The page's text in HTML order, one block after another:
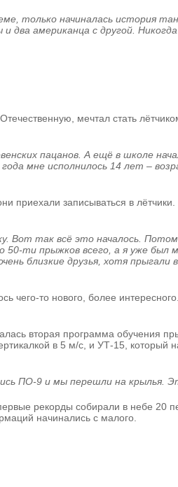
только начиналась история
два американца с другой.
мечтал стать
пацанов. А ещё в школе
мне исполнилось 14 лет –
приехали записываться в
Вот так всё это началось.
50-ти прыжков всего, а я уже
близкие друзья, хотя прыгали
чего-то нового, более
вторая программа обучения
в 5 м/с, и УТ-15, который
ПО-9 и мы перешли на крылья.
рекорды собирали в небе
начинались с малого.